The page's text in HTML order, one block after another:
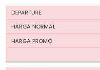
PERIODE
HARGA